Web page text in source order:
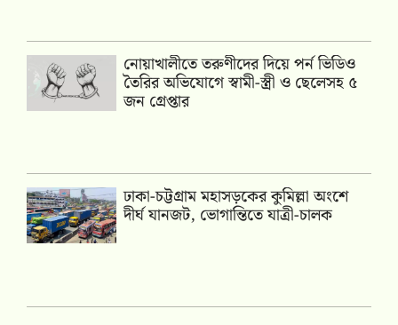
নোয়াখালীতে তরুণীদের দিয়ে পর্ন ভিডিও
তৈরির অভিযোগে স্বামী-স্ত্রী ও ছেলেসহ ৫
জন গ্রেপ্তার
ঢাকা-চট্টগ্রাম মহাসড়কের কুমিল্লা অংশে
দীর্ঘ যানজট, ভোগান্তিতে যাত্রী-চালক